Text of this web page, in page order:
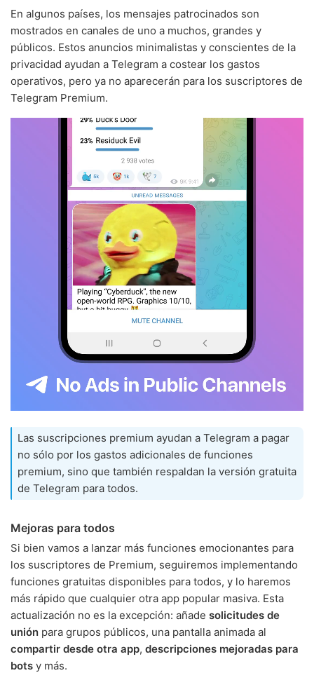
En algunos países, los mensajes patrocinados son
mostrados en canales de uno a muchos, grandes y
públicos. Estos anuncios minimalistas y conscientes de la
privacidad ayudan a Telegram a costear los gastos
operativos, pero ya no aparecerán para los suscriptores de
Telegram Premium.
Las suscripciones premium ayudan a Telegram a pagar
no sólo por los gastos adicionales de funciones
premium, sino que también respaldan la versión gratuita
de Telegram para todos.
Mejoras para todos
Si bien vamos a lanzar más funciones emocionantes para
los suscriptores de Premium, seguiremos implementando
funciones gratuitas disponibles para todos, y lo haremos
más rápido que cualquier otra app popular masiva. Esta
actualización no es la excepción: añade solicitudes de
unión para grupos públicos, una pantalla animada al
compartir desde otra app, descripciones mejoradas para
bots y más.